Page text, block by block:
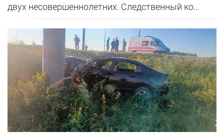
двух несовершеннолетних. Следственный ко...